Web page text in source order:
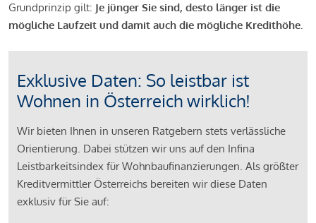
Grundprinzip gilt: Je jünger Sie sind, desto länger ist die
mögliche Laufzeit und damit auch die mögliche Kredithöhe.
Exklusive Daten: So leistbar ist
Wohnen in Österreich wirklich!
Wir bieten Ihnen in unseren Ratgebern stets verlässliche
Orientierung. Dabei stützen wir uns auf den Infina
Leistbarkeitsindex für Wohnbaufinanzierungen. Als größter
Kreditvermittler Österreichs bereiten wir diese Daten
exklusiv für Sie auf: